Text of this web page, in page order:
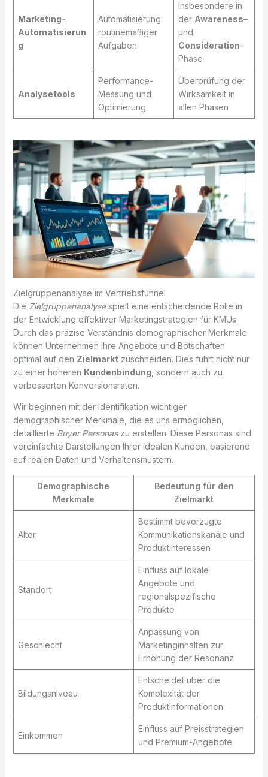
Marketing-
Automatisierun
g
Automatisierung
routinemäßiger
Aufgaben
Insbesondere in
der Awareness–
und
Consideration-
Phase
Analysetools
Performance-
Messung und
Optimierung
Überprüfung der
Wirksamkeit in
allen Phasen
Zielgruppenanalyse im Vertriebsfunnel
Die Zielgruppenanalysespielt eine entscheidende Rolle in
der Entwicklung effektiver Marketingstrategien für KMUs.
Durch das präzise Verständnis demographischer Merkmale
können Unternehmen ihre Angebote und Botschaften
optimal auf den Zielmarktzuschneiden. Dies führt nicht nur
zu einer höheren Kundenbindung , sondern auch zu
verbesserten Konversionsraten.
Wir beginnen mit der Identifikation wichtiger
demographischer Merkmale, die es uns ermöglichen,
detaillierte Buyer Personaszu erstellen. Diese Personas sind
vereinfachte Darstellungen Ihrer idealen Kunden, basierend
auf realen Daten und Verhaltensmustern.
Demographische
Merkmale
Bedeutung für den
Zielmarkt
Alter
Bestimmt bevorzugte
Kommunikationskanäle und
Produktinteressen
Standort
Einfluss auf lokale
Angebote und
regionalspezifische
Produkte
Geschlecht
Anpassung von
Marketinginhalten zur
Erhöhung der Resonanz
Bildungsniveau
Entscheidet über die
Komplexität der
Produktinformationen
Einkommen
Einfluss auf Preisstrategien
und Premium-Angebote